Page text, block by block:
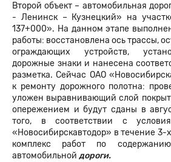
Второй объект – автомобильная
- Ленинск – Кузнецкий» на
137+000». На данном этапе
работы: восстановлена ось трассы,
ограждающих устройств,
дорожные знаки и нанесена
разметка. Сейчас ОАО
к ремонту дорожного полотна:
уложен выравнивающий слой
опережением и будут сданы в
того, в соответствии с
«Новосибирскавтодор» в течение 3-
комплекс работ по
автомобильной дороги.